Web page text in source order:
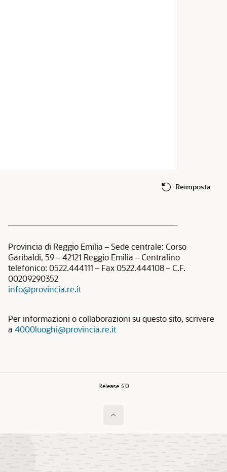
Reimposta
Provincia di Reggio Emilia – Sede centrale: Corso
Garibaldi, 59 – 42121 Reggio Emilia – Centralino
telefonico: 0522.444111 – Fax 0522.444108 – C.F.
00209290352
info@provincia.re.it
Per informazioni o collaborazioni su questo sito, scrivere
a 4000luoghi@provincia.re.it
Release 3.0